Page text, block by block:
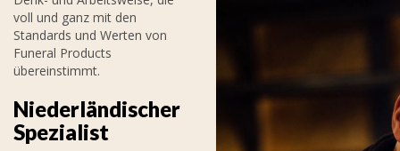
voll und ganz mit den
Standards und Werten von
Funeral Products
übereinstimmt.
Niederländischer
Spezialist